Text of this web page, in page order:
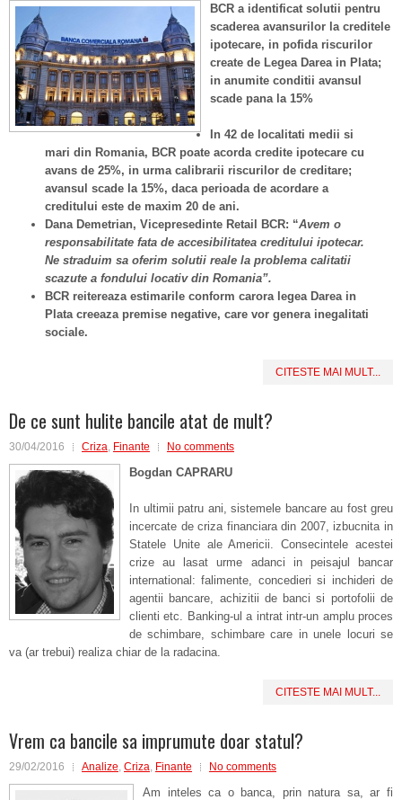
BCR a identificat solutii pentru
scaderea avansurilor la creditele
ipotecare, in pofida riscurilor
create de Legea Darea in Plata;
in anumite conditii avansul
scade pana la 15%
In 42 de localitati medii si
mari din Romania, BCR poate acorda credite ipotecare cu
avans de 25%, in urma calibrarii riscurilor de creditare;
avansul scade la 15%, daca perioada de acordare a
creditului este de maxim 20 de ani.
Dana Demetrian, Vicepresedinte Retail BCR: “Avem o
responsabilitate fata de accesibilitatea creditului ipotecar.
Ne straduim sa oferim solutii reale la problema calitatii
scazute a fondului locativ din Romania”.
BCR reitereaza estimarile conform carora legea Darea in
Plata creeaza premise negative, care vor genera inegalitati
sociale.
CITESTE MAI MULT...
De ce sunt hulite bancile atat de mult?
30/04/2016 Criza, Finante No comments
Bogdan CAPRARU
In ultimii patru ani, sistemele bancare au fost greu
incercate de criza financiara din 2007, izbucnita in
Statele Unite ale Americii. Consecintele acestei
crize au lasat urme adanci in peisajul bancar
international: falimente, concedieri si inchideri de
agentii bancare, achizitii de banci si portofolii de
clienti etc. Banking-ul a intrat intr-un amplu proces
de schimbare, schimbare care in unele locuri se
va (ar trebui) realiza chiar de la radacina.
CITESTE MAI MULT...
Vrem ca bancile sa imprumute doar statul?
29/02/2016 Analize, Criza, Finante No comments
Am inteles ca o banca, prin natura sa, ar fi